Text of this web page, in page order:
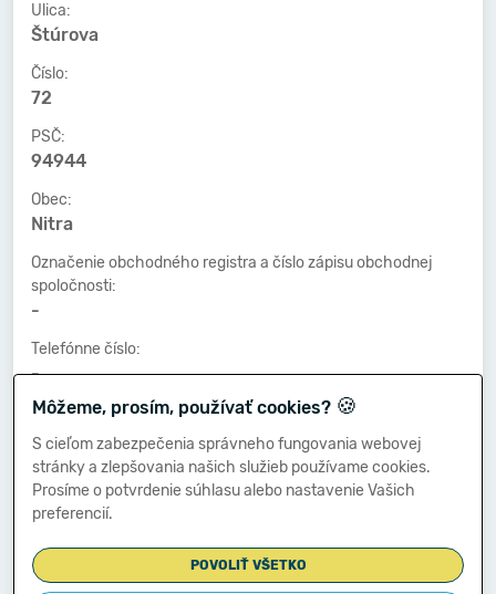
Ulica:
Štúrova
Číslo:
72
PSČ:
94944
Obec:
Nitra
Označenie obchodného registra a číslo zápisu obchodnej
spoločnosti:
-
Telefónne číslo:
-
Faxové číslo:
-
E-mailová adresa:
-
Zostavená dňa:
Môžeme, prosím, používať cookies? 🍪
S cieľom zabezpečenia správneho fungovania webovej
stránky a zlepšovania našich služieb používame cookies.
Prosíme o potvrdenie súhlasu alebo nastavenie Vašich
preferencií.
POVOLIŤ VŠETKO